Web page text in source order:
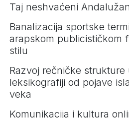
Taj neshvaćeni
Banalizacija sportske
arapskom publicističkom
stilu
Razvoj rečničke strukture
leksikografiji od pojave
veka
Komunikacija i kultura